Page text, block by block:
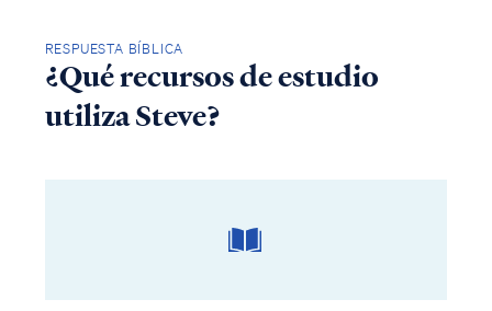
RESPUESTA BÍBLICA
¿Qué recursos de estudio
utiliza Steve?